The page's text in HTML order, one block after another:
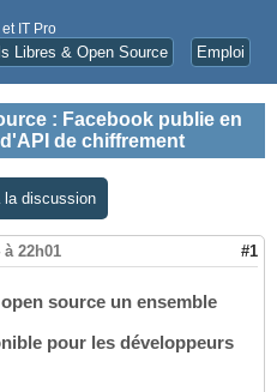
IT Pro
Libres & Open Source Emploi
: Facebook publie en
de chiffrement
la discussion
à 22h01 #1
source un ensemble
pour les développeurs